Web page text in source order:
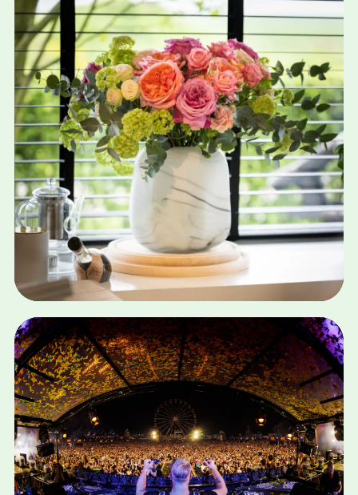
CERALUX
Bekijk case
SEA · SEO · CONTENT
SURPROSE
Bekijk case